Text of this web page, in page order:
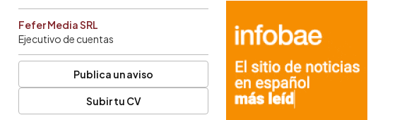
Fefer Media SRL
Ejecutivo de cuentas
Publica un aviso
Subir tu CV